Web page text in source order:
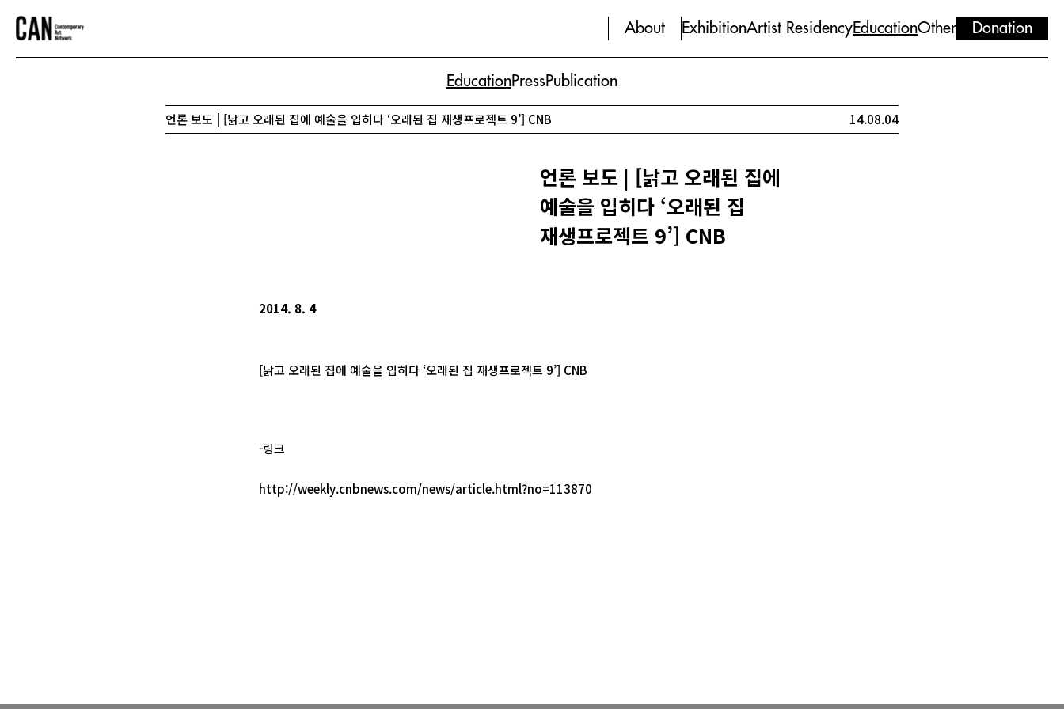
About ExhibitionArtist ResidencyEducationOther Donation
EducationPressPublication
언론 보도 | [낡고 오래된 집에 예술을 입히다 ‘오래된 집 재생프로젝트 9’] CNB 14.08.04
언론 보도 | [낡고 오래된 집에
예술을 입히다 ‘오래된 집
재생프로젝트 9’] CNB
2014. 8. 4
[낡고 오래된 집에 예술을 입히다 ‘오래된 집 재생프로젝트 9’] CNB
-링크
http://weekly.cnbnews.com/news/article.html?no=113870